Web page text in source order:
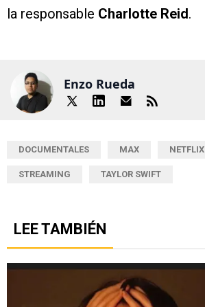
la responsable Charlotte Reid.
Enzo Rueda
DOCUMENTALES MAX NETFLIX
STREAMING TAYLOR SWIFT
LEE TAMBIÉN